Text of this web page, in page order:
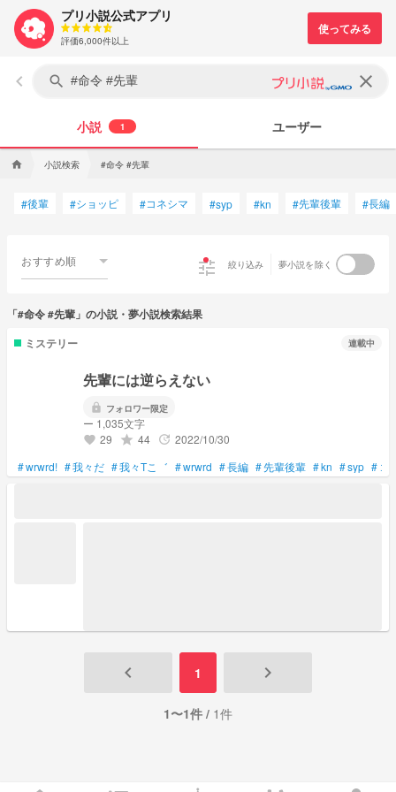
プリ小説公式アプリ
評価6,000件以上
keyboard_arrow_left search clear
小説 1 ユーザー
home 小説検索 #命令 #先輩
#後輩 #ショッピ #コネシマ #syp #kn #先輩後輩 #長編
おすすめ順 tune 絞り込み 夢小説を除く
「#命令 #先輩」の小説・夢小説検索結果
ミステリー
連載中
先輩には逆らえない
lock フォロワー限定
ー 1,035文字
favorite 29 grade 44 update 2022/10/30
#wrwrd! #我々だ #我々Tこ゛ #wrwrd #長編 #先輩後輩 #kn #syp # コ
keyboard_arrow_left 1 keyboard_arrow_right
1〜1件 / 1件